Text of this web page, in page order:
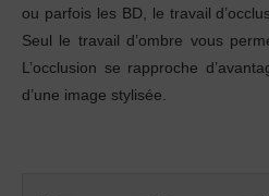
ou parfois les BD, le travail
Seul le travail d’ombre vous
L’occlusion se rapproche
d’une image stylisée.